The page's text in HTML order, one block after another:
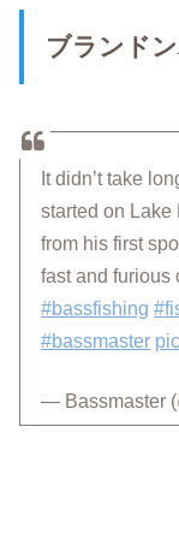
ブランド
It didn’t take
started on Lake
from his first
fast and furious
#bassfishing
#bassmaster
— Bassmaster